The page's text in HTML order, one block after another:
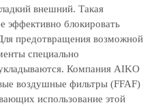
внешний. Такая
эффективно блокировать
предотвращения возможной
специально
Компания AIKO
воздушные фильтры (FFAF)
использование этой